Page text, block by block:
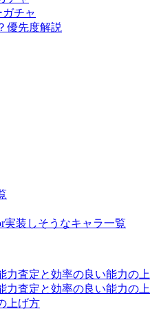
チャ
優先度解説
実装しそうなキャラ一覧
力査定と効率の良い能力の
力査定と効率の良い能力の
上げ方